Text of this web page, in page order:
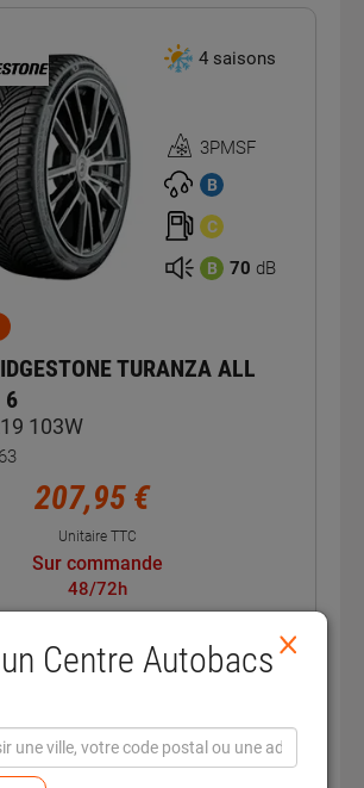
×
Centre Autobacs
4 saisons
Homologation
3PMSF
3PMSF
B
C
B 70 dB
TURANZA ALL
6
103W
207,95 €
Unitaire TTC
Sur commande
48/72h